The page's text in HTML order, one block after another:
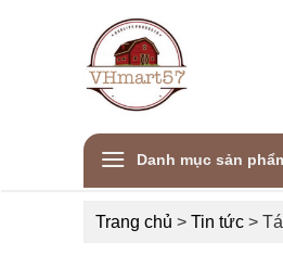
Danh mục sản
Trang chủ > Tin tức >